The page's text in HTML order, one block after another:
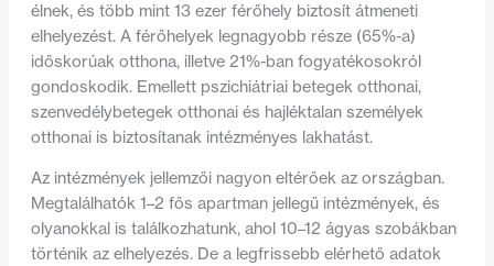
élnek, és több mint 13 ezer férőhely biztosít átmeneti
elhelyezést. A férőhelyek legnagyobb része (65%-a)
időskorúak otthona, illetve 21%-ban fogyatékosokról
gondoskodik. Emellett pszichiátriai betegek otthonai,
szenvedélybetegek otthonai és hajléktalan személyek
otthonai is biztosítanak intézményes lakhatást.
Az intézmények jellemzői nagyon eltérőek az országban.
Megtalálhatók 1–2 fős apartman jellegű intézmények, és
olyanokkal is találkozhatunk, ahol 10–12 ágyas szobákban
történik az elhelyezés. De a legfrissebb elérhető adatok